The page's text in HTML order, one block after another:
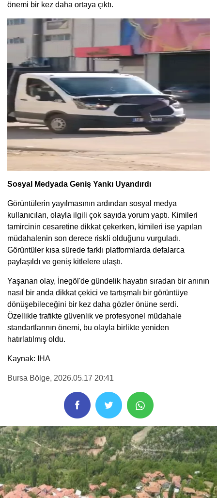
önemi bir kez daha ortaya çıktı.
Sosyal Medyada Geniş Yankı Uyandırdı
Görüntülerin yayılmasının ardından sosyal medya
kullanıcıları, olayla ilgili çok sayıda yorum yaptı. Kimileri
tamircinin cesaretine dikkat çekerken, kimileri ise yapılan
müdahalenin son derece riskli olduğunu vurguladı.
Görüntüler kısa sürede farklı platformlarda defalarca
paylaşıldı ve geniş kitlelere ulaştı.
Yaşanan olay, İnegöl'de gündelik hayatın sıradan bir anının
nasıl bir anda dikkat çekici ve tartışmalı bir görüntüye
dönüşebileceğini bir kez daha gözler önüne serdi.
Özellikle trafikte güvenlik ve profesyonel müdahale
standartlarının önemi, bu olayla birlikte yeniden
hatırlatılmış oldu.
Kaynak: IHA
Bursa Bölge, 2026.05.17 20:41